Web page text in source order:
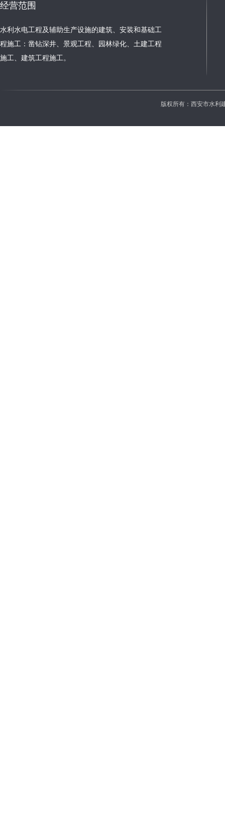
经营范围
水利水电工程及辅助生产设施的建筑、安装和基础工
程施工：凿钻深井、景观工程、园林绿化、土建工程
施工、建筑工程施工。
版权所有：西安市水利